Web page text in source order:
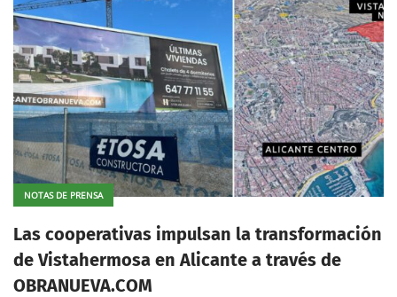
NOTAS DE PRENSA
Las cooperativas impulsan la transformación
de Vistahermosa en Alicante a través de
OBRANUEVA.COM